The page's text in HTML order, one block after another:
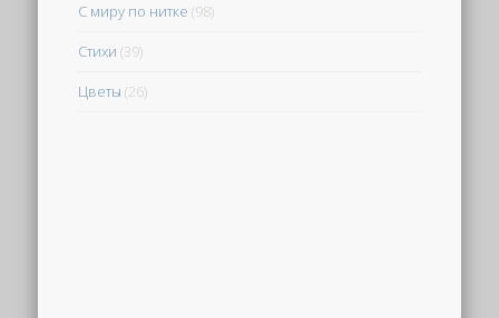
С миру по нитке (98)
Стихи (39)
Цветы (26)